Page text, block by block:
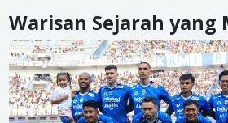
Warisan Sejarah yang